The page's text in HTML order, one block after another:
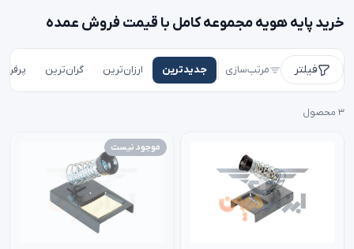
خرید پایه هویه مجموعه کامل با قیمت فروش عمده
فیلتر مرتب‌سازی جدیدترین ارزان‌ترین گران‌ترین
۳ محصول
موجود نیست